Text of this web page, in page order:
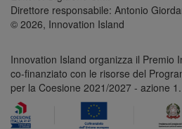
Direttore responsabile: Antonio
© 2026, Innovation Island
Innovation Island organizza il Premio
co-finanziato con le risorse del
per la Coesione 2021/2027 - azione